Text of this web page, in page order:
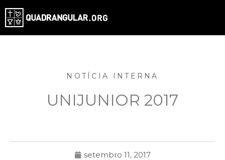
NOTÍCIA INTERNA
UNIJUNIOR 2017
setembro 11, 2017